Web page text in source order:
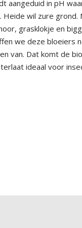
aangeduid in pH
wil zure grond.
grasklokje en
we deze bloeiers
van. Dat komt de
ideaal voor